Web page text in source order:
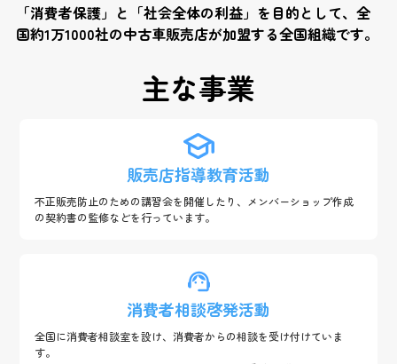
「消費者保護」と「社会全体の利益」を目的として、 全
国約1万1000社の中古車販売店が加盟する全国組織です。
主な事業
販売店指導教育活動
不正販売防止のための講習会を開催したり、メンバーショップ作成
の契約書の監修などを行っています。
消費者相談啓発活動
全国に消費者相談室を設け、消費者からの相談を受け付けていま
す。